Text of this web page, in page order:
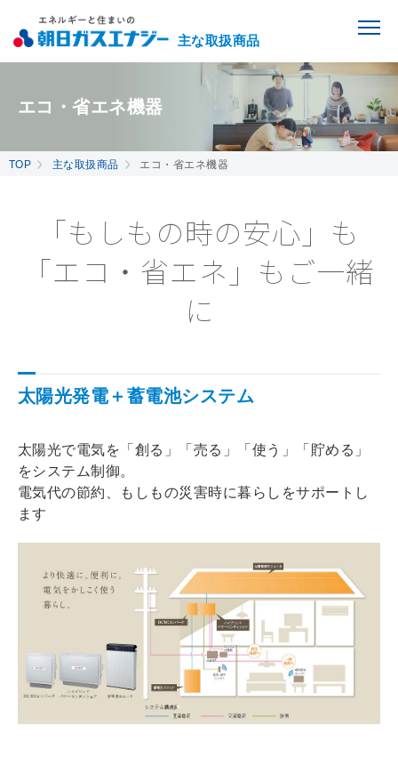
主な取扱商品
エコ・省エネ機器
TOP 主な取扱商品 エコ・省エネ機器
「もしもの時の安心」も
「エコ・省エネ」もご一緒
に
太陽光発電＋蓄電池システム
太陽光で電気を「創る」「売る」「使う」「貯める」
をシステム制御。
電気代の節約、もしもの災害時に暮らしをサポートし
ます